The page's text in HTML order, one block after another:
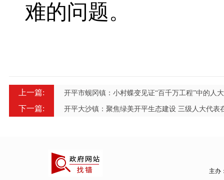
难的问题。
上一篇: 开平市蚬冈镇：小村蝶变见证“百千万工程”中的人
下一篇: 开平大沙镇：聚焦绿美开平生态建设 三级人大代表
主办